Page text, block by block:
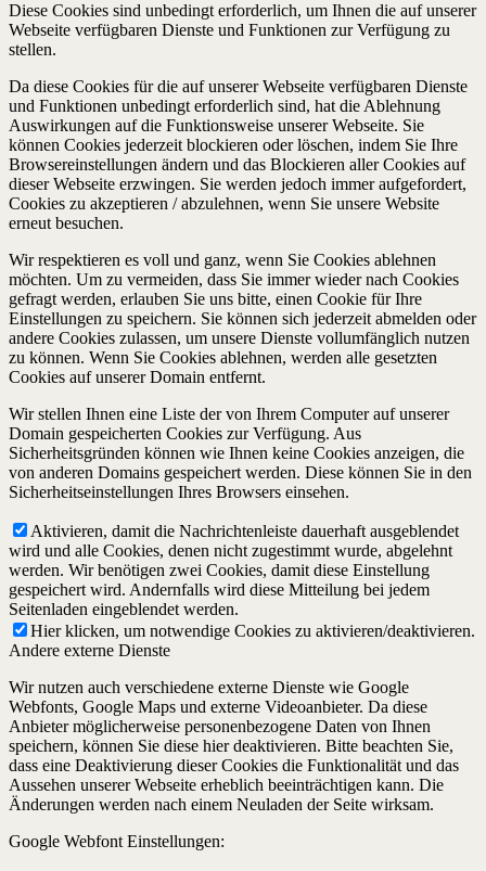
Diese Cookies sind unbedingt erforderlich, um Ihnen die auf unserer
Webseite verfügbaren Dienste und Funktionen zur Verfügung zu
stellen.
Da diese Cookies für die auf unserer Webseite verfügbaren Dienste
und Funktionen unbedingt erforderlich sind, hat die Ablehnung
Auswirkungen auf die Funktionsweise unserer Webseite. Sie
können Cookies jederzeit blockieren oder löschen, indem Sie Ihre
Browsereinstellungen ändern und das Blockieren aller Cookies auf
dieser Webseite erzwingen. Sie werden jedoch immer aufgefordert,
Cookies zu akzeptieren / abzulehnen, wenn Sie unsere Website
erneut besuchen.
Wir respektieren es voll und ganz, wenn Sie Cookies ablehnen
möchten. Um zu vermeiden, dass Sie immer wieder nach Cookies
gefragt werden, erlauben Sie uns bitte, einen Cookie für Ihre
Einstellungen zu speichern. Sie können sich jederzeit abmelden oder
andere Cookies zulassen, um unsere Dienste vollumfänglich nutzen
zu können. Wenn Sie Cookies ablehnen, werden alle gesetzten
Cookies auf unserer Domain entfernt.
Wir stellen Ihnen eine Liste der von Ihrem Computer auf unserer
Domain gespeicherten Cookies zur Verfügung. Aus
Sicherheitsgründen können wie Ihnen keine Cookies anzeigen, die
von anderen Domains gespeichert werden. Diese können Sie in den
Sicherheitseinstellungen Ihres Browsers einsehen.
Aktivieren, damit die Nachrichtenleiste dauerhaft ausgeblendet
wird und alle Cookies, denen nicht zugestimmt wurde, abgelehnt
werden. Wir benötigen zwei Cookies, damit diese Einstellung
gespeichert wird. Andernfalls wird diese Mitteilung bei jedem
Seitenladen eingeblendet werden.
Hier klicken, um notwendige Cookies zu aktivieren/deaktivieren.
Andere externe Dienste
Wir nutzen auch verschiedene externe Dienste wie Google
Webfonts, Google Maps und externe Videoanbieter. Da diese
Anbieter möglicherweise personenbezogene Daten von Ihnen
speichern, können Sie diese hier deaktivieren. Bitte beachten Sie,
dass eine Deaktivierung dieser Cookies die Funktionalität und das
Aussehen unserer Webseite erheblich beeinträchtigen kann. Die
Änderungen werden nach einem Neuladen der Seite wirksam.
Google Webfont Einstellungen: